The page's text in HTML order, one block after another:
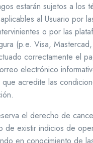
estarán sujetos a los
al Usuario por
o por las
(p.e. Visa,
correctamente el
electrónico
acredite las
el derecho de
de existir indicios de